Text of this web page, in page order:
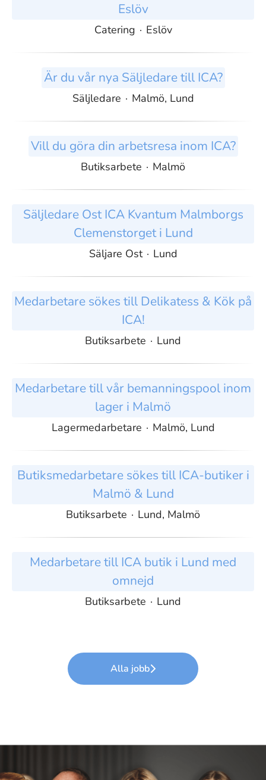
Eslöv
Catering · Eslöv
Är du vår nya Säljledare till ICA?
Säljledare · Malmö, Lund
Vill du göra din arbetsresa inom ICA?
Butiksarbete · Malmö
Säljledare Ost ICA Kvantum Malmborgs
Clemenstorget i Lund
Säljare Ost · Lund
Medarbetare sökes till Delikatess & Kök på
ICA!
Butiksarbete · Lund
Medarbetare till vår bemanningspool inom
lager i Malmö
Lagermedarbetare · Malmö, Lund
Butiksmedarbetare sökes till ICA-butiker i
Malmö & Lund
Butiksarbete · Lund, Malmö
Medarbetare till ICA butik i Lund med
omnejd
Butiksarbete · Lund
Alla jobb